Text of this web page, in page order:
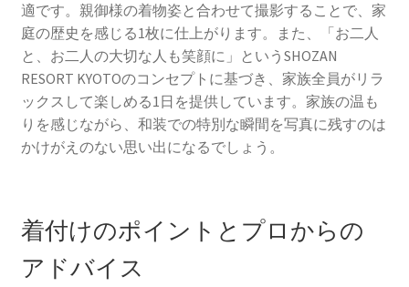
適です。親御様の着物姿と合わせて撮影することで、家
庭の歴史を感じる1枚に仕上がります。また、「お二人
と、お二人の大切な人も笑顔に」というSHOZAN
RESORT KYOTOのコンセプトに基づき、家族全員がリラ
ックスして楽しめる1日を提供しています。家族の温も
りを感じながら、和装での特別な瞬間を写真に残すのは
かけがえのない思い出になるでしょう。
着付けのポイントとプロからの
アドバイス